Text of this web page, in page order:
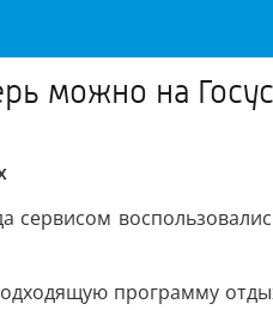
можно на
сервисом
программу